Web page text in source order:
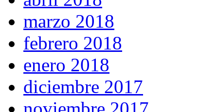
marzo 2018
febrero 2018
enero 2018
diciembre 2017